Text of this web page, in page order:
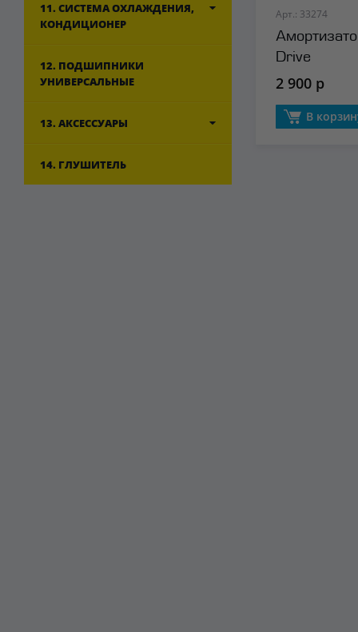
11. СИСТЕМА ОХЛАЖДЕНИЯ,
КОНДИЦИОНЕР
12. ПОДШИПНИКИ
УНИВЕРСАЛЬНЫЕ
13. АКСЕССУАРЫ
14. ГЛУШИТЕЛЬ
Арт.: 33274
Drive
2 900 р
В